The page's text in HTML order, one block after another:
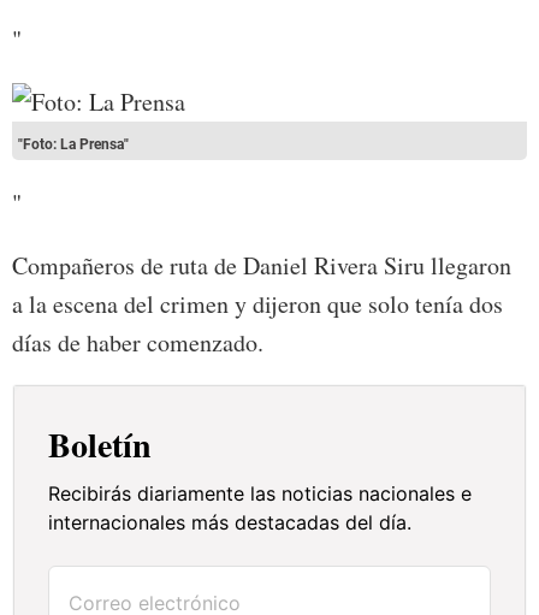
"
"Foto: La Prensa"
"
Compañeros de ruta de Daniel Rivera Siru llegaron
a la escena del crimen y dijeron que solo tenía dos
días de haber comenzado.
Boletín
Recibirás diariamente las noticias nacionales e
internacionales más destacadas del día.